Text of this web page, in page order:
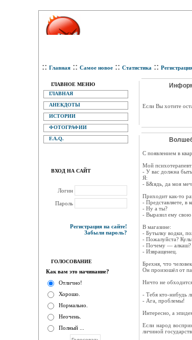
:: Главная :: Самое новое :: Статистика ::
ГЛАВНОЕ МЕНЮ
ГЛАВНАЯ
АНЕКДОТЫ
ИСТОРИИ
ФОТОГРАФИИ
F.A.Q.
ВХОД НА САЙТ
Логин
Пароль
Регистрация на сайте!
Забыли пароль?
ГОЛОСОВАНИЕ
Как вам это начинание?
Отлично!
Хорошо.
Нормально.
Неочень.
Полный ...
Eсли Вы хотите
С появлением в
Мой психотерапевт:
- У вас должна
Я:
- Б&ядь, да моя
Приходит как-то
- Представляете, в
- Ну а ты?
- Выразил ему свою
В магазине:
- Бутылку водки,
- Пожалуйста?
- Почему — алкаш?
- Извращенец.
Брехня, что
Он произошёл от
Ничто не
- Тебя кто-нибудь
- Ага, проблемы!
Интересно, а
Если народ
личиной